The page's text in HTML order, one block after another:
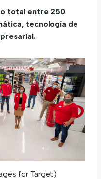
total entre 250
tecnología de
for Target)